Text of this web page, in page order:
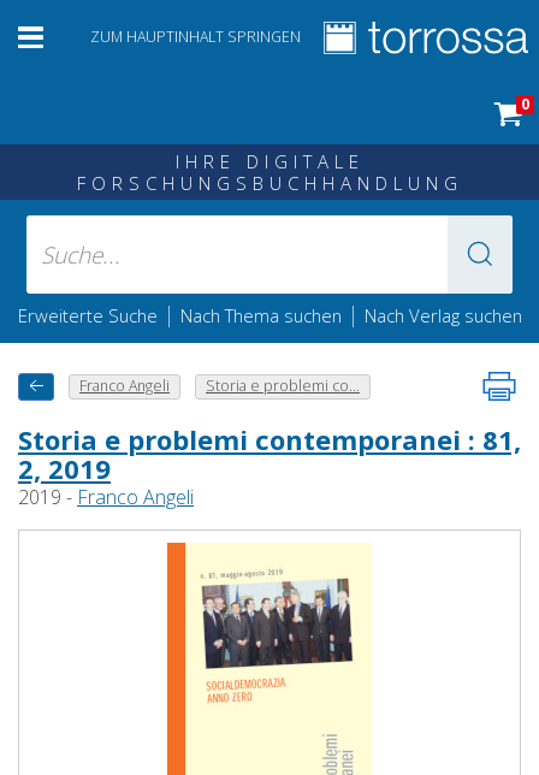
ZUM HAUPTINHALT SPRINGEN
0
IHRE DIGITALE
FORSCHUNGSBUCHHANDLUNG
Erweiterte Suche | Nach Thema suchen | Nach Verlag suchen
Franco Angeli Storia e problemi co...
Storia e problemi contemporanei : 81,
2, 2019
2019 - Franco Angeli